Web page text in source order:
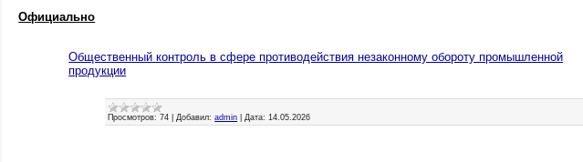
Официально
Общественный контроль в сфере противодействия незаконному обороту промышленной
продукции
Просмотров: 74 Добавил: admin Дата: 14.05.2026